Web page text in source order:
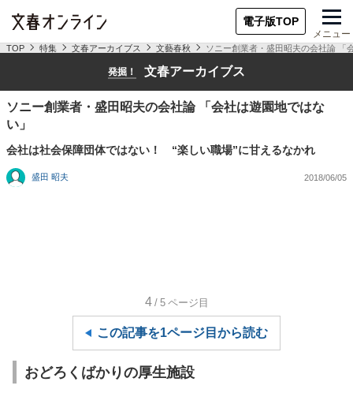
電子版TOP
メニュー
TOP 特集 文春アーカイブス 文藝春秋 ソニー創業者・盛田昭夫の会社論 「
発掘！ 文春アーカイブス
ソニー創業者・盛田昭夫の会社論 「会社は遊園地ではな
い」
会社は社会保障団体ではない！ “楽しい職場”に甘えるなかれ
盛田 昭夫 2018/06/05
4 /5 ページ目
この記事を1ページ目から読む
おどろくばかりの厚生施設